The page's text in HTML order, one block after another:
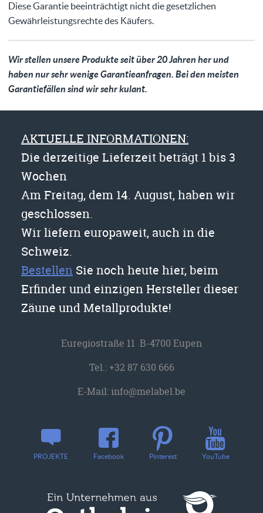
Diese Garantie beeinträchtigt nicht die gesetzlichen
Gewährleistungsrechte des Käufers.
Wir stellen unsere Produkte seit über 20 Jahren her und
haben nur sehr wenige Garantieanfragen. Bei den meisten
Garantiefällen sind wir sehr kulant.
AKTUELLE INFORMATIONEN:
Die derzeitige Lieferzeit beträgt 1 bis 3
Wochen
Am Freitag, dem 14. August, haben wir
geschlossen.
Wir liefern europaweit, auch in die
Schweiz.
Bestellen Sie noch heute hier, beim
Erfinder und einzigen Hersteller dieser
Zäune und Metallprodukte!
Euregiostraße 11 B-4700 Eupen
Tel.:+32 87 630 666
E-Mail:info@melabel.be
PROJEKTE Facebook Pinterest YouTube